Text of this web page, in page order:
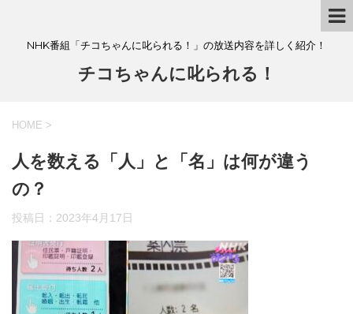
NHK番組「チコちゃんに叱られる！」の放送内容を詳しく紹介！
チコちゃんに叱られる！
HOME >
人を数える「人」と「名」は何が違う
の？
投稿日： 2023年4月17日